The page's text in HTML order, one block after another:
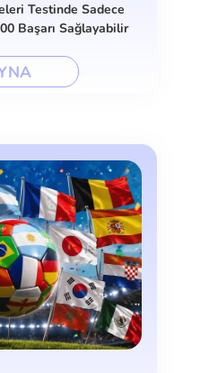
Testinde Sadece
Başarı Sağlayabilir